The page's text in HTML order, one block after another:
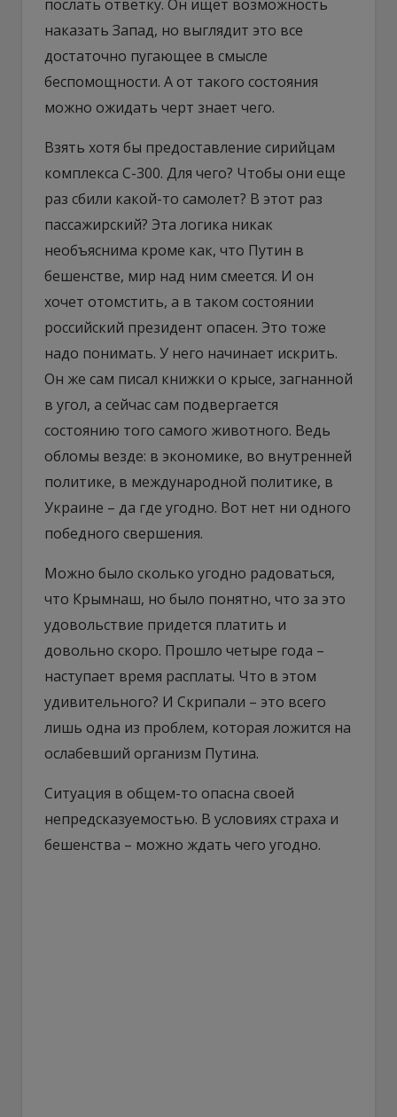
послать ответку. Он ищет возможность
наказать Запад, но выглядит это все
достаточно пугающее в смысле
беспомощности. А от такого состояния
можно ожидать черт знает чего.
Взять хотя бы предоставление сирийцам
комплекса С-300. Для чего? Чтобы они еще
раз сбили какой-то самолет? В этот раз
пассажирский? Эта логика никак
необъяснима кроме как, что Путин в
бешенстве, мир над ним смеется. И он
хочет отомстить, а в таком состоянии
российский президент опасен. Это тоже
надо понимать. У него начинает искрить.
Он же сам писал книжки о крысе, загнанной
в угол, а сейчас сам подвергается
состоянию того самого животного. Ведь
обломы везде: в экономике, во внутренней
политике, в международной политике, в
Украине – да где угодно. Вот нет ни одного
победного свершения.
Можно было сколько угодно радоваться,
что Крымнаш, но было понятно, что за это
удовольствие придется платить и
довольно скоро. Прошло четыре года –
наступает время расплаты. Что в этом
удивительного? И Скрипали – это всего
лишь одна из проблем, которая ложится на
ослабевший организм Путина.
Ситуация в общем-то опасна своей
непредсказуемостью. В условиях страха и
бешенства – можно ждать чего угодно.